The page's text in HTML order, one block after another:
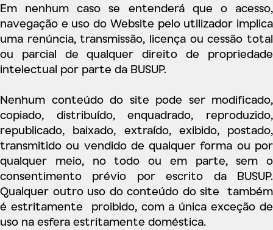
Em nenhum caso se entenderá que o acesso,
navegação e uso do Website pelo utilizador implica
uma renúncia, transmissão, licença ou cessão total
ou parcial de qualquer direito de propriedade
intelectual por parte da BUSUP.
Nenhum conteúdo do site pode ser modificado,
copiado, distribuído, enquadrado, reproduzido,
republicado, baixado, extraído, exibido, postado,
transmitido ou vendido de qualquer forma ou por
qualquer meio, no todo ou em parte, sem o
consentimento prévio por escrito da BUSUP.
Qualquer outro uso do conteúdo do site também
é estritamente proibido, com a única exceção de
uso na esfera estritamente doméstica.